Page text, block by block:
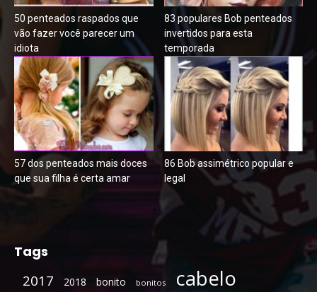
50 penteados raspados que
vão fazer você parecer um
idiota
83 populares Bob penteados
invertidos para esta
temporada
57 dos penteados mais doces
que sua filha é certa amar
86 Bob assimétrico popular e
legal
Tags
2017 2018 bonito bonitos cabelo